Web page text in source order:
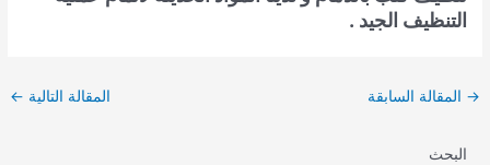
التنظيف الجيد .
Post
→ المقالة السابقة المقالة التالية ←
البحث